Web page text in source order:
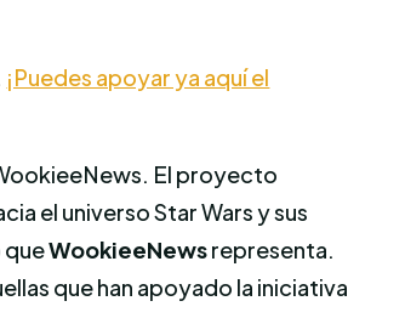
¡Puedes apoyar ya aquí el
El proyecto
el universo Star Wars y sus
queWookieeNewsrepresenta.
que han apoyado la iniciativa